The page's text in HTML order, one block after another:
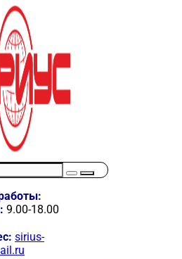
9.00-18.00
sirius-